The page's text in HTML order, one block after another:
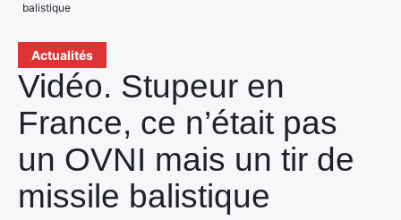
Actualités
Vidéo. Stupeur en
France, ce n’était pas
un OVNI mais un tir de
missile balistique
balistique